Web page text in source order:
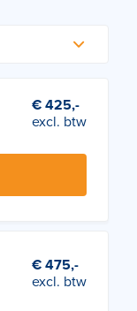
€ 425,-
excl. btw
€ 475,-
excl. btw